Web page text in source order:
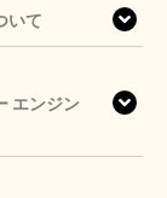
いて
エンジン